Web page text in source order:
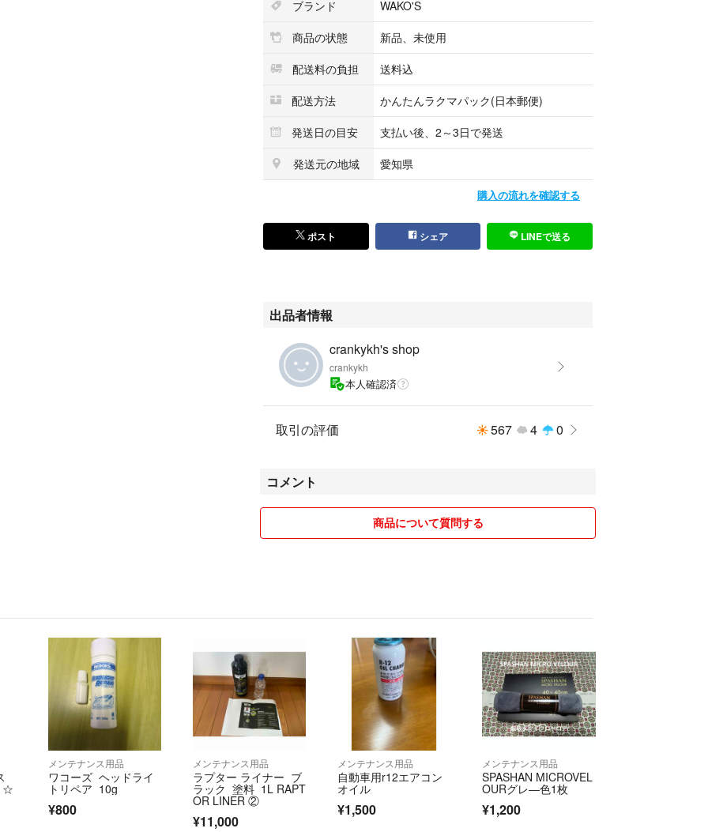
ブランド
WAKO'S
商品の状態
新品、未使用
配送料の負担
送料込
配送方法
かんたんラクマパック(日本郵便)
発送日の目安
支払い後、2～3日で発送
発送元の地域
愛知県
購入の流れを確認する
ポスト シェア LINEで送る
出品者情報
crankykh's shop
crankykh
本人確認済
取引の評価 567 4 0
コメント
商品について質問する
☆
メンテナンス用品
ワコーズ ヘッドライ
トリペア 10g
¥800
メンテナンス用品
ラプター ライナー ブ
ラック 塗料 1L RAPT
OR LINER ②
¥11,000
メンテナンス用品
自動車用r12エアコン
オイル
¥1,500
メンテナンス用品
SPASHAN MICROVEL
OURグレ―色1枚
¥1,200